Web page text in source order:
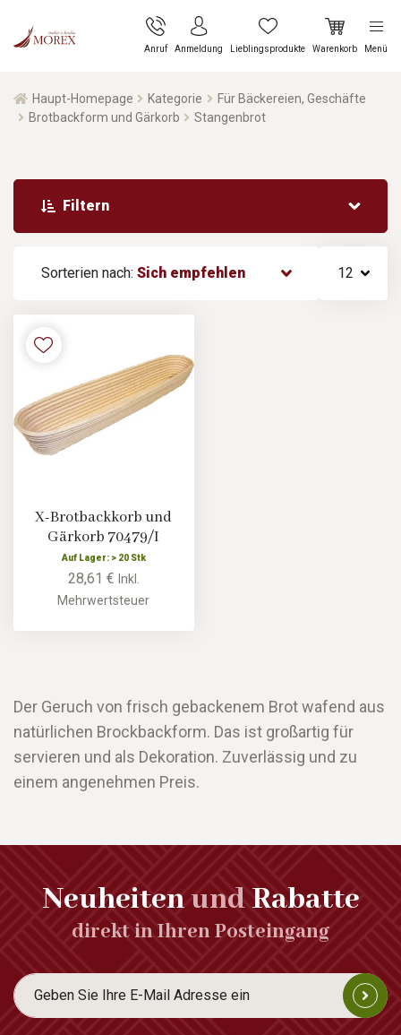
Anruf Anmeldung Lieblingsprodukte Warenkorb Menü
Haupt-Homepage Kategorie
Für Bäckereien, Geschäfte
Brotbackform und Gärkorb
Stangenbrot
Sorterien nach: Sich empfehlen 12
Filtern
X-Brotbackkorb und
Gärkorb 70479/I
Auf Lager: > 20 Stk
28,61 € Inkl.
Mehrwertsteuer
Der Geruch von frisch gebackenem Brot wafend aus
natürlichen Brockbackform. Das ist großartig für
servieren und als Dekoration. Zuverlässig und zu
einem angenehmen Preis.
NeuheitenundRabatte
direkt in Ihren Posteingang